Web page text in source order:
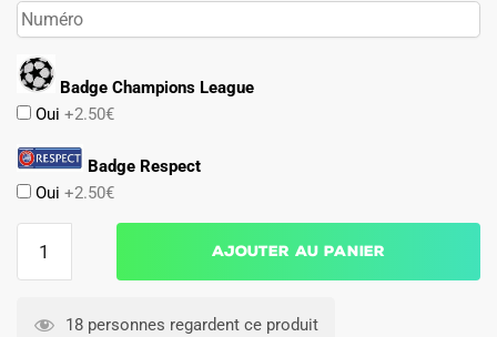
Badge Champions League
Oui +2.50€
Badge Respect
Oui +2.50€
Juventus
Ajouter au panier
18 personnes regardent ce produit